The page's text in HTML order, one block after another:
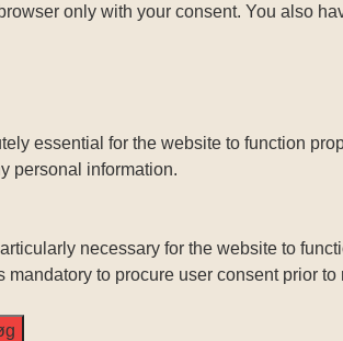
only with your consent. You also
essential for the website to function
personal information.
necessary for the website to
mandatory to procure user consent prior